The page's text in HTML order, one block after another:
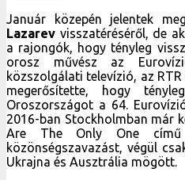
Január közepén jelentek
Lazarev visszatéréséről, de
a rajongók, hogy tényleg
orosz művész az
közszolgálati televízió, az
megerősítette, hogy
Oroszországot a 64.
2016-ban Stockholmban már
Are The Only One
közönségszavazást, végül
Ukrajna és Ausztrália mögött.